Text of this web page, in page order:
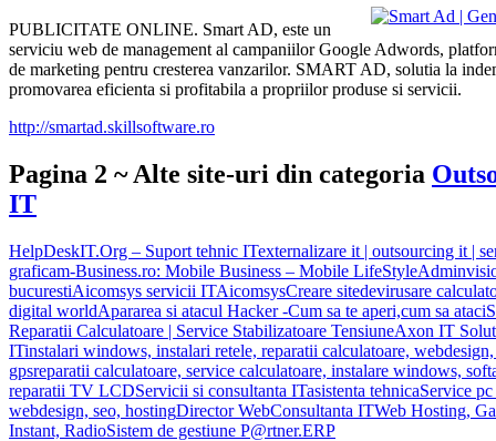
PUBLICITATE ONLINE. Smart AD, este un
serviciu web de management al campaniilor Google Adwords,
de marketing pentru cresterea vanzarilor. SMART AD, solutia la
promovarea eficienta si profitabila a propriilor produse si servicii.
http://smartad.skillsoftware.ro
Pagina 2 ~ Alte site-uri din categoria
IT
HelpDeskIT.Org – Suport tehnic ITexternalizare it | outsourcing it |
graficam-Business.ro: Mobile Business – Mobile LifeStyle
bucurestiAicomsys servicii ITAicomsysCreare sitedevirusare
digital worldApararea si atacul Hacker -Cum sa te aperi,cum sa ataci
Reparatii Calculatoare | Service Stabilizatoare TensiuneAxon IT
ITinstalari windows, instalari retele, reparatii calculatoare,
gpsreparatii calculatoare, service calculatoare, instalare windows,
reparatii TV LCDServicii si consultanta ITasistenta tehnicaService
webdesign, seo, hostingDirector WebConsultanta ITWeb Hosting,
Instant, RadioSistem de gestiune P@rtner.ERP